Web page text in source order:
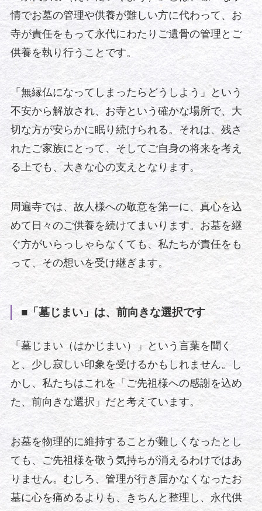
情でお墓の管理や供養が難しい方に代わって、お
寺が責任をもって永代にわたりご遺骨の管理とご
供養を執り行うことです。
「無縁仏になってしまったらどうしよう」という
不安から解放され、お寺という確かな場所で、大
切な方が安らかに眠り続けられる。それは、残さ
れたご家族にとって、そしてご自身の将来を考え
る上でも、大きな心の支えとなります。
周遍寺では、故人様への敬意を第一に、真心を込
めて日々のご供養を続けてまいります。お墓を継
ぐ方がいらっしゃらなくても、私たちが責任をも
って、その想いを受け継ぎます。
■「墓じまい」は、前向きな選択です
「墓じまい（はかじまい）」という言葉を聞く
と、少し寂しい印象を受けるかもしれません。し
かし、私たちはこれを「ご先祖様への感謝を込め
た、前向きな選択」だと考えています。
お墓を物理的に維持することが難しくなったとし
ても、ご先祖様を敬う気持ちが消えるわけではあ
りません。むしろ、管理が行き届かなくなったお
墓に心を痛めるよりも、きちんと整理し、永代供